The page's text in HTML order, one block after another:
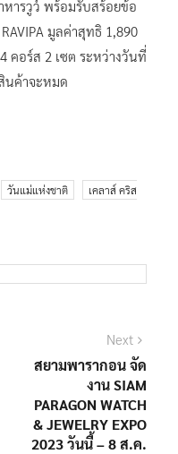
ารวูว์ พร้อมรับสร้อยข้อ
มูลค่าสุทธิ 1,890
คอร์ส 2 เซต ระหว่างวันที่
นค้าจะหมด
วันแม่แห่งชาติ
เคลาส์ คริส
Next
สยามพารากอน จัด
งาน SIAM
PARAGON WATCH
& JEWELRY EXPO
2023 วันนี้ – 8 ส.ค.